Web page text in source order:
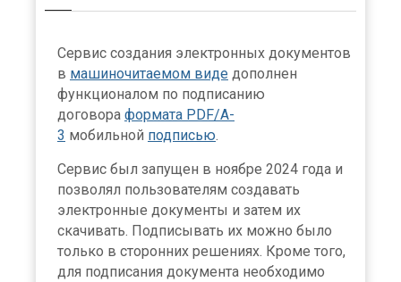
Сервис создания электронных документов
в машиночитаемом виде дополнен
функционалом по подписанию
договора формата PDF/A-
3 мобильной подписью.
Сервис был запущен в ноябре 2024 года и
позволял пользователям создавать
электронные документы и затем их
скачивать. Подписывать их можно было
только в сторонних решениях. Кроме того,
для подписания документа необходимо